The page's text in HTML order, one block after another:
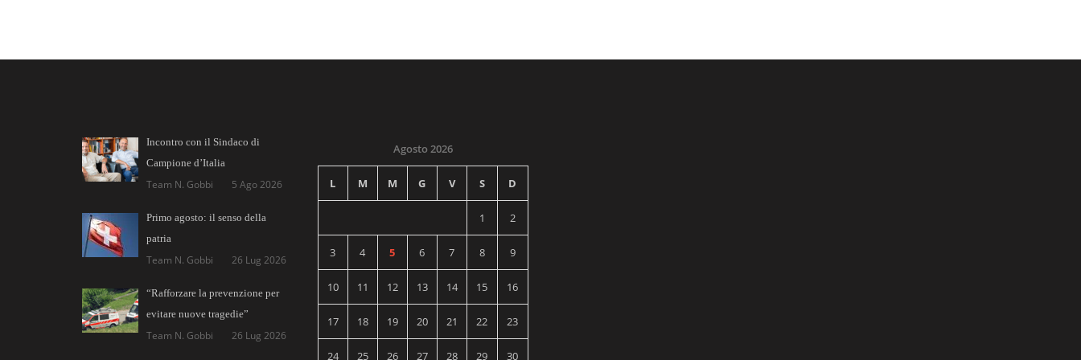
Incontro con il Sindaco di
Campione d’Italia
Team N. Gobbi 5 Ago 2026
Primo agosto: il senso della
patria
Team N. Gobbi 26 Lug 2026
“Rafforzare la prevenzione per
evitare nuove tragedie”
Team N. Gobbi 26 Lug 2026
Agosto 2026
L M M G V S D
1 2
3 4 5 6 7 8 9
10 11 12 13 14 15 16
17 18 19 20 21 22 23
24 25 26 27 28 29 30